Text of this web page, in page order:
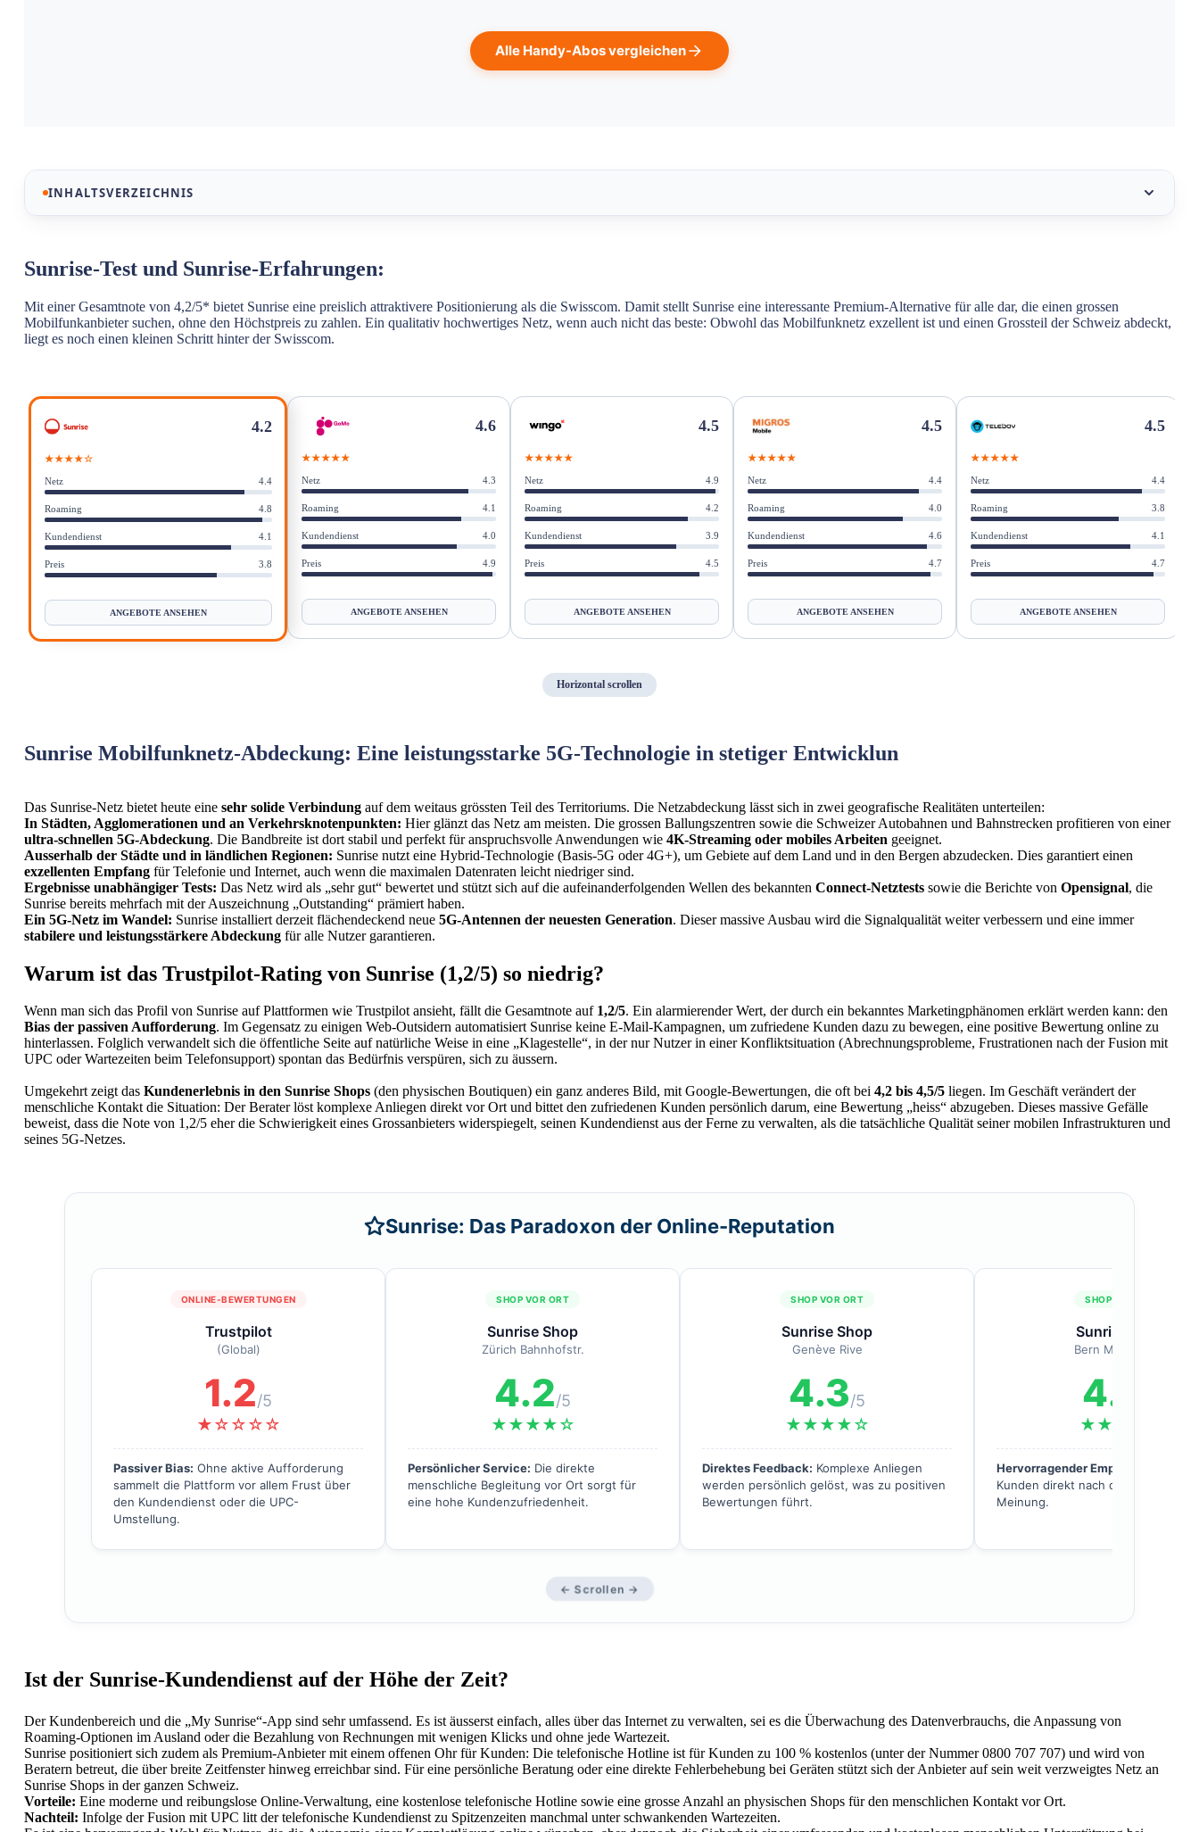
Alle Handy-Abos vergleichen
INHALTSVERZEICHNIS
Sunrise Mobilfunknetz-Abdeckung: Eine leistungsstarke 5G-Technologie in stetiger Entwicklun
Ist der Sunrise-Kundendienst auf der Höhe der Zeit?
Vertrag, Laufzeit und Kündigung: Die Konditionen bei Sunrise
Vorteile und Nachteile der Sunrise-Mobilfunkabos
Fazit: Warum ein Sunrise-Mobilfunkabo wählen?
Sunrise-Test und Sunrise-Erfahrungen:
Mit einer Gesamtnote von 4,2/5* bietet Sunrise eine preislich attraktivere Positionierung als die Swisscom. Damit stellt Sunrise eine interessante Premium-Alternative für alle dar, die einen grossen
Mobilfunkanbieter suchen, ohne den Höchstpreis zu zahlen. Ein qualitativ hochwertiges Netz, wenn auch nicht das beste: Obwohl das Mobilfunknetz exzellent ist und einen Grossteil der Schweiz abdeckt,
liegt es noch einen kleinen Schritt hinter der Swisscom.
4.2
★★★★☆
Netz 4.4
Roaming 4.8
Kundendienst 4.1
Preis 3.8
ANGEBOTE ANSEHEN
4.6
★★★★★
Netz 4.3
Roaming 4.1
Kundendienst 4.0
Preis 4.9
ANGEBOTE ANSEHEN
4.5
★★★★★
Netz 4.9
Roaming 4.2
Kundendienst 3.9
Preis 4.5
ANGEBOTE ANSEHEN
4.5
★★★★★
Netz 4.4
Roaming 4.0
Kundendienst 4.6
Preis 4.7
ANGEBOTE ANSEHEN
4.5
★★★★★
Netz 4.4
Roaming 3.8
Kundendienst 4.1
Preis 4.7
ANGEBOTE ANSEHEN
Horizontal scrollen
Sunrise Mobilfunknetz-Abdeckung: Eine leistungsstarke 5G-Technologie in stetiger Entwicklun
Das Sunrise-Netz bietet heute eine sehr solide Verbindung auf dem weitaus grössten Teil des Territoriums. Die Netzabdeckung lässt sich in zwei geografische Realitäten unterteilen:
In Städten, Agglomerationen und an Verkehrsknotenpunkten: Hier glänzt das Netz am meisten. Die grossen Ballungszentren sowie die Schweizer Autobahnen und Bahnstrecken profitieren von einer
ultra-schnellen 5G-Abdeckung. Die Bandbreite ist dort stabil und perfekt für anspruchsvolle Anwendungen wie 4K-Streaming oder mobiles Arbeiten geeignet.
Ausserhalb der Städte und in ländlichen Regionen: Sunrise nutzt eine Hybrid-Technologie (Basis-5G oder 4G+), um Gebiete auf dem Land und in den Bergen abzudecken. Dies garantiert einen
exzellenten Empfang für Telefonie und Internet, auch wenn die maximalen Datenraten leicht niedriger sind.
Ergebnisse unabhängiger Tests: Das Netz wird als „sehr gut“ bewertet und stützt sich auf die aufeinanderfolgenden Wellen des bekannten Connect-Netztests sowie die Berichte von Opensignal, die
Sunrise bereits mehrfach mit der Auszeichnung „Outstanding“ prämiert haben.
Ein 5G-Netz im Wandel: Sunrise installiert derzeit flächendeckend neue 5G-Antennen der neuesten Generation. Dieser massive Ausbau wird die Signalqualität weiter verbessern und eine immer
stabilere und leistungsstärkere Abdeckung für alle Nutzer garantieren.
Warum ist das Trustpilot-Rating von Sunrise (1,2/5) so niedrig?
Wenn man sich das Profil von Sunrise auf Plattformen wie Trustpilot ansieht, fällt die Gesamtnote auf 1,2/5. Ein alarmierender Wert, der durch ein bekanntes Marketingphänomen erklärt werden kann: den
Bias der passiven Aufforderung. Im Gegensatz zu einigen Web-Outsidern automatisiert Sunrise keine E-Mail-Kampagnen, um zufriedene Kunden dazu zu bewegen, eine positive Bewertung online zu
hinterlassen. Folglich verwandelt sich die öffentliche Seite auf natürliche Weise in eine „Klagestelle“, in der nur Nutzer in einer Konfliktsituation (Abrechnungsprobleme, Frustrationen nach der Fusion mit
UPC oder Wartezeiten beim Telefonsupport) spontan das Bedürfnis verspüren, sich zu äussern.
Umgekehrt zeigt das Kundenerlebnis in den Sunrise Shops (den physischen Boutiquen) ein ganz anderes Bild, mit Google-Bewertungen, die oft bei 4,2 bis 4,5/5 liegen. Im Geschäft verändert der
menschliche Kontakt die Situation: Der Berater löst komplexe Anliegen direkt vor Ort und bittet den zufriedenen Kunden persönlich darum, eine Bewertung „heiss“ abzugeben. Dieses massive Gefälle
beweist, dass die Note von 1,2/5 eher die Schwierigkeit eines Grossanbieters widerspiegelt, seinen Kundendienst aus der Ferne zu verwalten, als die tatsächliche Qualität seiner mobilen Infrastrukturen und
seines 5G-Netzes.
Sunrise: Das Paradoxon der Online-Reputation
ONLINE-BEWERTUNGEN
Trustpilot
(Global)
1.2/5
★☆☆☆☆
Passiver Bias: Ohne aktive Aufforderung
sammelt die Plattform vor allem Frust über
den Kundendienst oder die UPC-
Umstellung.
SHOP VOR ORT
Sunrise Shop
Zürich Bahnhofstr.
4.2/5
★★★★☆
Persönlicher Service: Die direkte
menschliche Begleitung vor Ort sorgt für
eine hohe Kundenzufriedenheit.
SHOP VOR ORT
Sunrise Shop
Genève Rive
4.3/5
★★★★☆
Direktes Feedback: Komplexe Anliegen
werden persönlich gelöst, was zu positiven
Bewertungen führt.
SHOP VOR ORT
Sunrise Shop
Bern Marktgasse
4.4
★★★★☆
Hervorragender Empfang:
Kunden direkt nach dem Kauf um
Meinung.
← Scrollen →
Ist der Sunrise-Kundendienst auf der Höhe der Zeit?
Der Kundenbereich und die „My Sunrise“-App sind sehr umfassend. Es ist äusserst einfach, alles über das Internet zu verwalten, sei es die Überwachung des Datenverbrauchs, die Anpassung von
Roaming-Optionen im Ausland oder die Bezahlung von Rechnungen mit wenigen Klicks und ohne jede Wartezeit.
Sunrise positioniert sich zudem als Premium-Anbieter mit einem offenen Ohr für Kunden: Die telefonische Hotline ist für Kunden zu 100 % kostenlos (unter der Nummer 0800 707 707) und wird von
Beratern betreut, die über breite Zeitfenster hinweg erreichbar sind. Für eine persönliche Beratung oder eine direkte Fehlerbehebung bei Geräten stützt sich der Anbieter auf sein weit verzweigtes Netz an
Sunrise Shops in der ganzen Schweiz.
Vorteile: Eine moderne und reibungslose Online-Verwaltung, eine kostenlose telefonische Hotline sowie eine grosse Anzahl an physischen Shops für den menschlichen Kontakt vor Ort.
Nachteil: Infolge der Fusion mit UPC litt der telefonische Kundendienst zu Spitzenzeiten manchmal unter schwankenden Wartezeiten.